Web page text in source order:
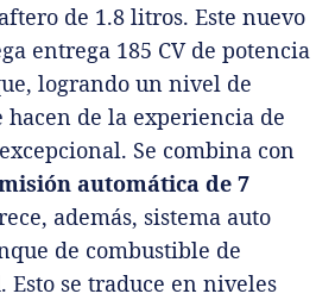
de 1.8 litros. Este nuevo
entrega 185 CV de potencia
logrando un nivel de
de la experiencia de
Se combina con
automática de 7
además, sistema auto
de combustible de
Esto se traduce en niveles